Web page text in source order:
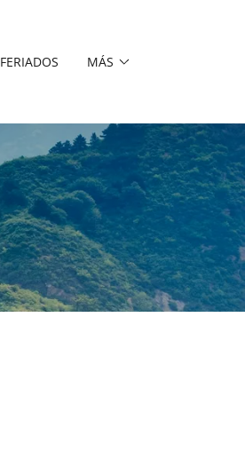
FERIADOS MÁS